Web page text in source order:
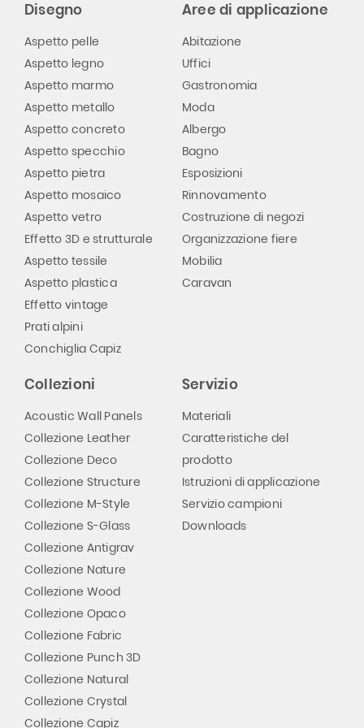
Disegno
Aspetto pelle
Aspetto legno
Aspetto marmo
Aspetto metallo
Aspetto concreto
Aspetto specchio
Aspetto pietra
Aspetto mosaico
Aspetto vetro
Effetto 3D e strutturale
Aspetto tessile
Aspetto plastica
Effetto vintage
Prati alpini
Conchiglia Capiz
Aree di applicazione
Abitazione
Uffici
Gastronomia
Moda
Albergo
Bagno
Esposizioni
Rinnovamento
Costruzione di negozi
Organizzazione fiere
Mobilia
Caravan
Collezioni
Acoustic Wall Panels
Collezione Leather
Collezione Deco
Collezione Structure
Collezione M-Style
Collezione S-Glass
Collezione Antigrav
Collezione Nature
Collezione Wood
Collezione Opaco
Collezione Fabric
Collezione Punch 3D
Collezione Natural
Collezione Crystal
Collezione Capiz
Servizio
Materiali
Caratteristiche del
prodotto
Istruzioni di applicazione
Servizio campioni
Downloads